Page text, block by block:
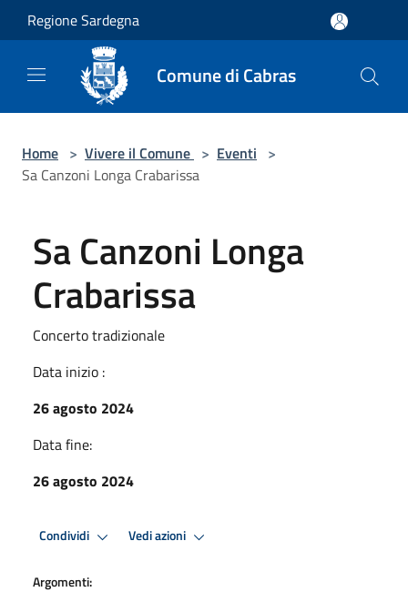
Salta al contenuto principale
Regione Sardegna
Comune di Cabras
Home > Vivere il Comune > Eventi >
Sa Canzoni Longa Crabarissa
Sa Canzoni Longa
Crabarissa
Concerto tradizionale
Data inizio :
26 agosto 2024
Data fine:
26 agosto 2024
Condividi Vedi azioni
Argomenti: